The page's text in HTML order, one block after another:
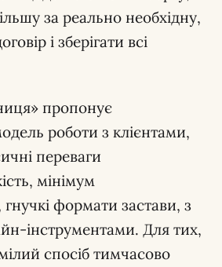
за реально необхідну,
і зберігати всі
пропонує
роботи з клієнтами,
переваги
мінімум
формати застави, з
інструментами. Для тих,
спосіб тимчасово